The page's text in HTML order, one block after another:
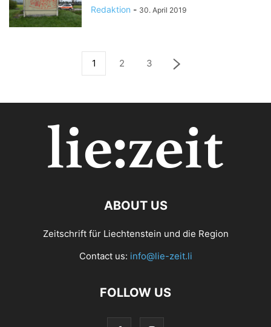
Redaktion - 30. April 2019
1 2 3
ABOUT US
Zeitschrift für Liechtenstein und die Region
Contact us: info@lie-zeit.li
FOLLOW US